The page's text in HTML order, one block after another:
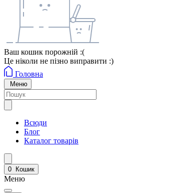
Ваш кошик порожній :(
Це ніколи не пізно виправити :)
Головна
Меню
Всюди
Блог
Каталог товарів
0 Кошик
Меню